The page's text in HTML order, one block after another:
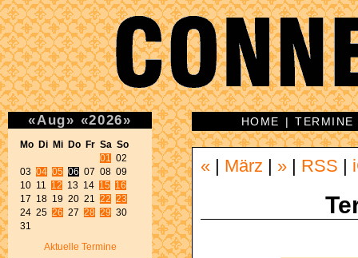
«Aug» «2026»
Mo Di Mi Do Fr Sa So
01
02
03 04 05 06 07 08 09
10 11 12 13 14 15
16
17 18 19 20 21 22 23
24 25 26 27 28 29 30
31
Aktuelle Termine
HOME |TERMINE
« März » RSS